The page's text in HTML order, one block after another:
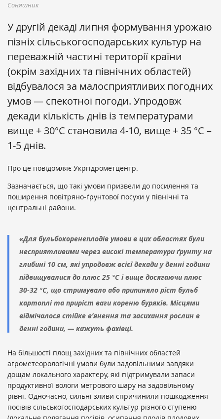
Соняшник
У другій декаді липня формування урожаю
пізніх сільськогосподарських культур на
переважній частині території країни
(окрім західних та північних областей)
відбувалося за малосприятливих погодних
умов — спекотної погоди. Упродовж
декади кількість днів із температурами
вище + 30°С становила 4-10, вище + 35 °С –
1-5 днів.
Про це повідомляє Укргідрометцентр.
Зазначається, що такі умови призвели до посилення та
поширення повітряно-ґрунтової посухи у північні та
центральні райони.
«Для бульбокоренеплодів умови в цих областях були
несприятливими через високі температури ґрунту на
глибині 10 см, які упродовж всієї декади у денні години
підвищувалися до плюс 25 °С і вище досягаючи плюс
30-32 °С, що стримувало або припиняло ріст бульб
картоплі та приріст ваги кореню буряків. Місцями
відмічалося стійке в’янення та засихання рослин в
денні години, — кажуть фахівці.
На більшості площ західних та північних областей
агрометеорологічні умови були задовільними завдяки
дощам локального характеру, які підтримували запаси
продуктивної вологи метрового шару на задовільному
рівні. Одночасно, сильні зливи спричинили пошкодження
посівів сільськогосподарських культур різного ступеню